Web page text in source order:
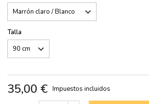
Talla
35,00 € Impuestos incluidos